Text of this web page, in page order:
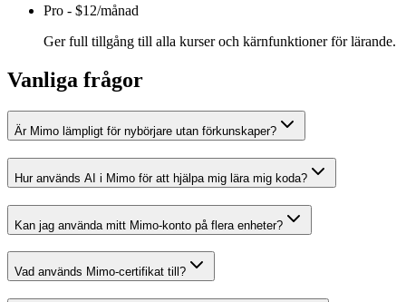
Pro - $12/månad
Ger full tillgång till alla kurser och kärnfunktioner för lärande.
Vanliga frågor
Är Mimo lämpligt för nybörjare utan förkunskaper?
Hur används AI i Mimo för att hjälpa mig lära mig koda?
Kan jag använda mitt Mimo-konto på flera enheter?
Vad används Mimo-certifikat till?